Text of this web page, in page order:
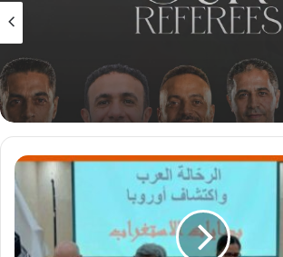
عمر لإدارة مواجهة الأهلي جدة
سي